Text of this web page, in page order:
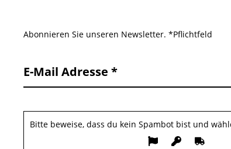
Abonnieren Sie unseren Newsletter. *Pflichtfeld
E-Mail Adresse
Bitte beweise, dass du kein Spambot bist und